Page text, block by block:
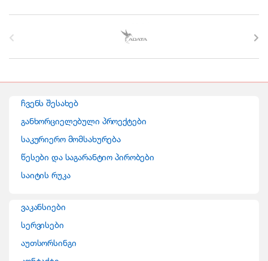
ჩვენს შესახებ
განხორციელებული პროექტები
საკურიერო მომსახურება
წესები და საგარანტიო პირობები
საიტის რუკა
ვაკანსიები
სერვისები
აუთსორსინგი